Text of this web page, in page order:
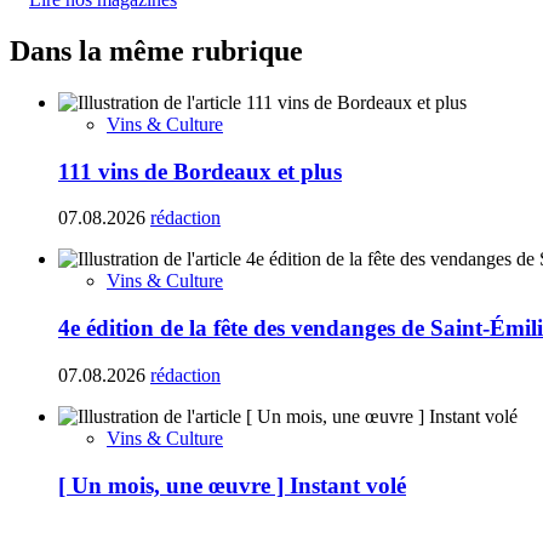
Dans la même rubrique
Vins & Culture
111 vins de Bordeaux et plus
07.08.2026 rédaction
Vins & Culture
4e édition de la fête des vendanges de Saint-
07.08.2026 rédaction
Vins & Culture
[ Un mois, une œuvre ] Instant volé